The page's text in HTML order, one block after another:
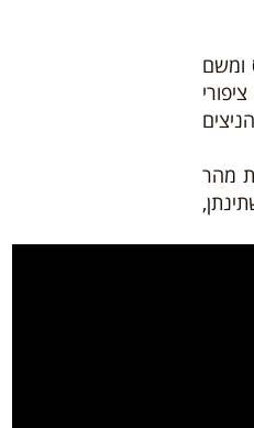
ומשם
ציפורי
מהר